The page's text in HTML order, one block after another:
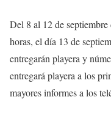
Del 8 al 12 de
horas, el día 13 de
entregarán playera y
entregará playera a los
mayores informes a los